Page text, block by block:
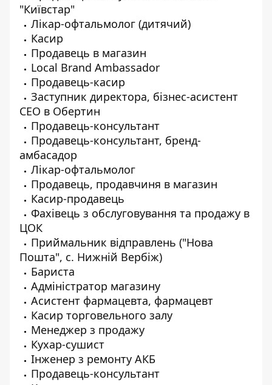
"Київстар"
Лікар-офтальмолог (дитячий)
Касир
Продавець в магазин
Local Brand Ambassador
Продавець-касир
Заступник директора, бізнес-асистент
CEO в Обертин
Продавець-консультант
Продавець-консультант, бренд-
амбасадор
Лікар-офтальмолог
Продавець, продавчиня в магазин
Касир-продавець
Фахівець з обслуговування та продажу в
ЦОК
Приймальник відправлень ("Нова
Пошта", с. Нижній Вербіж)
Бариста
Адміністратор магазину
Асистент фармацевта, фармацевт
Касир торговельного залу
Менеджер з продажу
Кухар-сушист
Інженер з ремонту АКБ
Продавець-консультант